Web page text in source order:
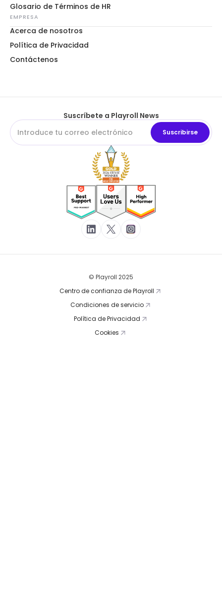
Glosario de Términos de HR
EMPRESA
Acerca de nosotros
Política de Privacidad
Contáctenos
Suscríbete a Playroll News
© Playroll 2025
Centro de confianza de Playroll
Condiciones de servicio
Política de Privacidad
Cookies